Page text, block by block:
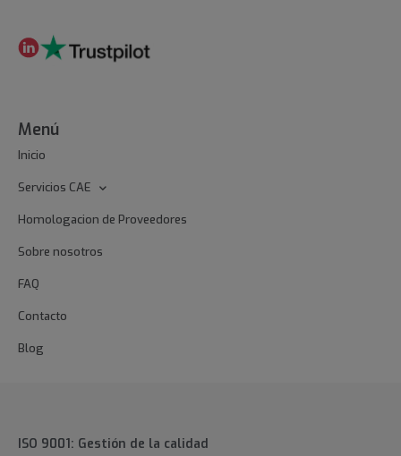
Menú
Inicio
Servicios CAE
Homologacion de Proveedores
Sobre nosotros
FAQ
Contacto
Blog
ISO 9001: Gestión de la calidad